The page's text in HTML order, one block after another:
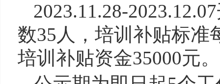
2023.11.28-
数35人，培训补贴标准
培训补贴资金35000元。